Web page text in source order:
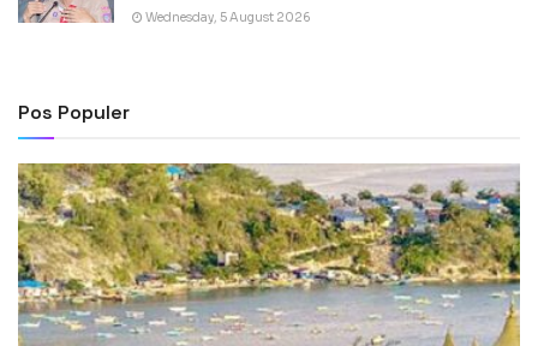
Wednesday, 5 August 2026
Pos Populer